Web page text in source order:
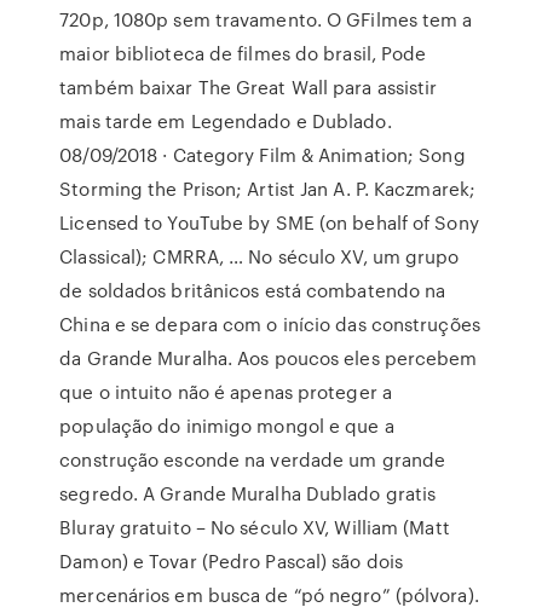
720p, 1080p sem travamento. O GFilmes tem a
maior biblioteca de filmes do brasil, Pode
também baixar The Great Wall para assistir
mais tarde em Legendado e Dublado.
08/09/2018 · Category Film & Animation; Song
Storming the Prison; Artist Jan A. P. Kaczmarek;
Licensed to YouTube by SME (on behalf of Sony
Classical); CMRRA, … No século XV, um grupo
de soldados britânicos está combatendo na
China e se depara com o início das construções
da Grande Muralha. Aos poucos eles percebem
que o intuito não é apenas proteger a
população do inimigo mongol e que a
construção esconde na verdade um grande
segredo. A Grande Muralha Dublado gratis
Bluray gratuito – No século XV, William (Matt
Damon) e Tovar (Pedro Pascal) são dois
mercenários em busca de “pó negro” (pólvora).